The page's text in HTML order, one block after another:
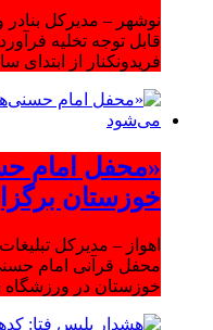
نوشهر – مدیرکل بنادر
قابل توجه تخلیه
فریدونکنار از ابتدای
«محفل امام
خوزستان
اهواز – مدیرکل
محفل قرآنی امام
خوزستان در ورزشگاه